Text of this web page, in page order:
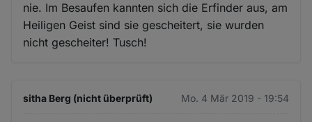
nie. Im Besaufen kannten sich die Erfinder aus, am
Heiligen Geist sind sie gescheitert, sie wurden
nicht gescheiter! Tusch!
sitha Berg (nicht überprüft) Mo. 4 Mär 2019 - 19:54